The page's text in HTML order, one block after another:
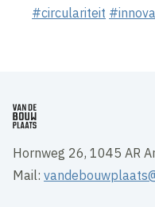
#circulariteit
Hornweg 26, 1045 AR
Mail: